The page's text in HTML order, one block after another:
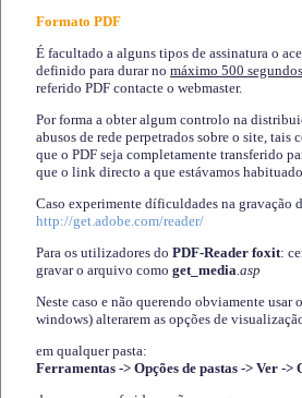
Formato PDF
É facultado a alguns tipos de assinatura o
definido para durar no máximo 500 segundos
referido PDF contacte o webmaster.
Por forma a obter algum controlo na
abusos de rede perpetrados sobre o site,
que o PDF seja completamente transferido
que o link directo a que estávamos
Caso experimente díficuldades na gravação
http://get.adobe.com/reader/
Para os utilizadores do PDF-Reader foxit:
gravar o arquivo como get_media.asp
Neste caso e não querendo obviamente
windows) alterarem as opções de
em qualquer pasta:
Ferramentas -> Opções de pastas -> Ver -